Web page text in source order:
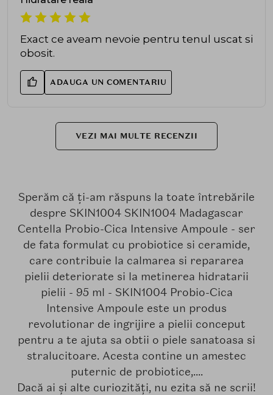
Exact ce aveam nevoie pentru tenul uscat si
obosit.
ADAUGA UN COMENTARIU
VEZI MAI MULTE RECENZII
Sperăm că ți-am răspuns la toate întrebările
despre SKIN1004 SKIN1004 Madagascar
Centella Probio-Cica Intensive Ampoule - ser
de fata formulat cu probiotice si ceramide,
care contribuie la calmarea si repararea
pielii deteriorate si la metinerea hidratarii
pielii - 95 ml - SKIN1004 Probio-Cica
Intensive Ampoule este un produs
revolutionar de ingrijire a pielii conceput
pentru a te ajuta sa obtii o piele sanatoasa si
stralucitoare. Acesta contine un amestec
puternic de probiotice,....
Dacă ai și alte curiozități, nu ezita să ne scrii!